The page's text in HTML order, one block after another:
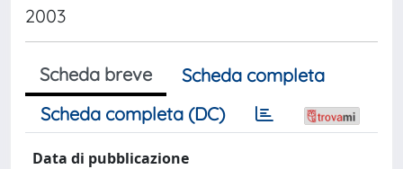
2003
Scheda breve
Scheda completa
Scheda completa (DC)
Data di pubblicazione